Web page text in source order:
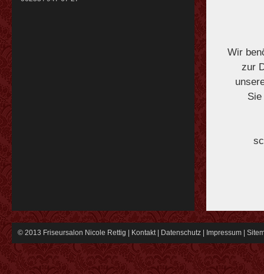
Wir
zur
© 2013 Friseursalon Nicole Rettig | Kontakt| Datenschutz Impressum